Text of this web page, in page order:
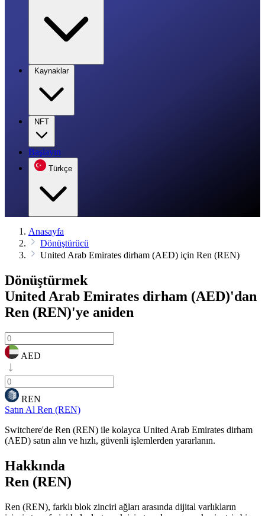
Kaynaklar
NFT
Başlayın
Türkçe
Anasayfa
Dönüştürücü
United Arab Emirates dirham (AED) için Ren (REN)
Dönüştürmek
United Arab Emirates dirham (AED)'dan
Ren (REN)'ye aniden
AED
REN
Satın Al Ren (REN)
Switchere'de Ren (REN) ile kolayca United Arab Emirates dirham
(AED) satın alın ve hızlı, güvenli işlemlerden yararlanın.
Hakkında
Ren (REN)
Ren (REN), farklı blok zinciri ağları arasında dijital varlıkların